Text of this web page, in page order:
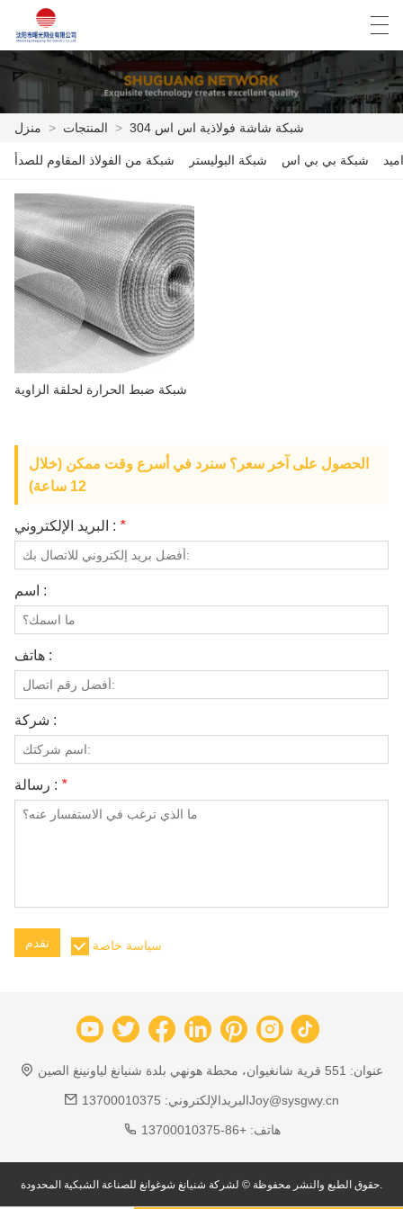
المنتجات
أخبار
حالة
مصنع العرض
الاتصال بنا
العربية Deutsch English Español
منزل > المنتجات > شبكة شاشة فولاذية اس اس 304
شبكة من الفولاذ المقاوم للصدأ شبكة البوليستر شبكة بي بي اس
شبكة ضبط الحرارة لحلقة الزاوية
الحصول على آخر سعر؟ سنرد في أسرع وقت ممكن (خلال
12 ساعة)
البريد الإلكتروني : *
اسم :
هاتف :
شركة :
رسالة : *
تقدم سياسة خاصة
عنوان: 551 قرية شانغيوان، محطة هونهي بلدة شنيانغ لياونينغ الصين
البريدالإلكتروني:13700010375Joy@sysgwy.cn
هاتف: +86-13700010375
حقوق الطبع والنشر محفوظة © لشركة شنيانغ شوغوانغ للصناعة الشبكية المحدودة.